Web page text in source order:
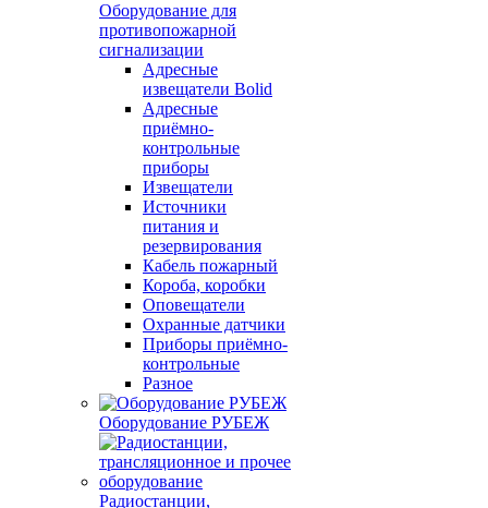
Оборудование для
противопожарной
сигнализации
Адресные
извещатели Bolid
Адресные
приёмно-
контрольные
приборы
Извещатели
Источники
питания и
резервирования
Кабель пожарный
Короба, коробки
Оповещатели
Охранные датчики
Приборы приёмно-
контрольные
Разное
Оборудование РУБЕЖ
Радиостанции,